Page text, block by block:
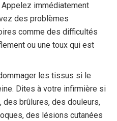
immédiatement
des problèmes
comme des difficultés
ou une toux qui est
les tissus si le
Dites à votre infirmière si
brûlures, des douleurs,
des lésions cutanées